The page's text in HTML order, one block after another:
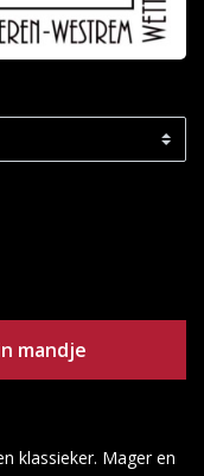
klassieker. Mager en
mandje